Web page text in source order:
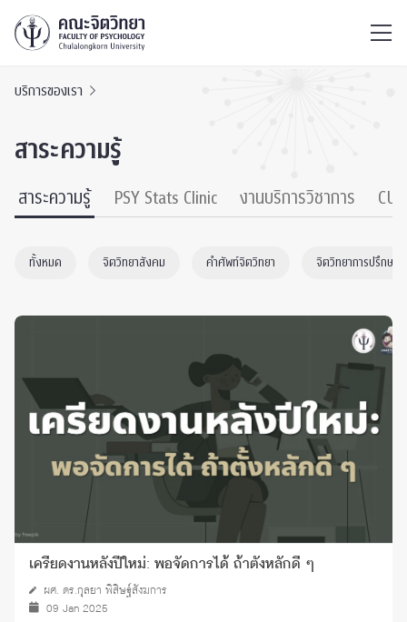
บริการของเรา
สาระความรู้
สาระความรู้ PSY Stats Clinic งานบริการวิชาการ CU
ทั้งหมด จิตวิทยาสังคม คำศัพท์จิตวิทยา จิตวิทยาการปรึกษา
เครียดงานหลังปีใหม่: พอจัดการได้ ถ้าตั้งหลักดี ๆ
ผศ. ดร.กุลยา พิสิษฐ์สังฆการ
09 Jan 2025